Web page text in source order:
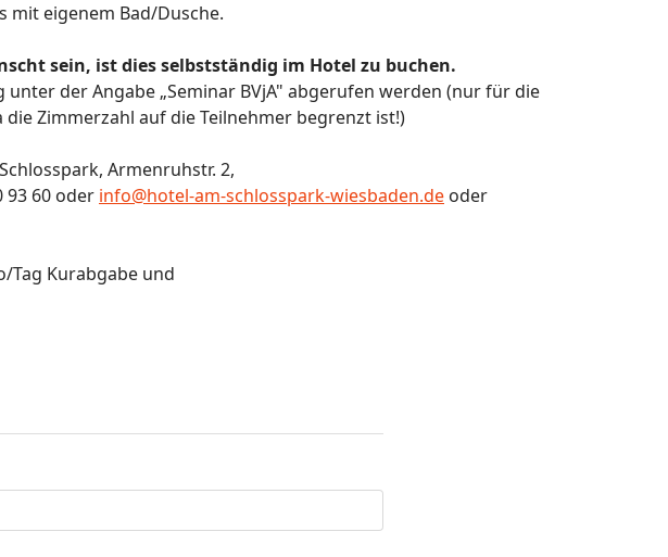
mit eigenem Bad/Dusche.
sein, ist dies selbstständig im Hotel zu buchen.
unter der Angabe „Seminar BVjA" abgerufen werden (nur für die
Zimmerzahl auf die Teilnehmer begrenzt ist!)
Armenruhstr. 2,
93 60 oder info@hotel-am-schlosspark-wiesbaden.de oder
Tag Kurabgabe und